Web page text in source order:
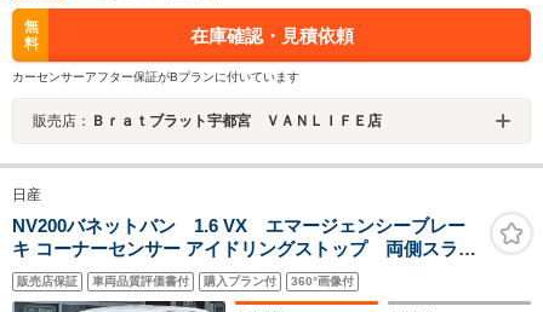
無
料
在庫確認・見積依頼
カーセンサーアフター保証がBプランに付いています
販売店： Ｂｒａｔブラット宇都宮 ＶＡＮＬＩＦＥ店
日産
NV200バネットバン 1.6 VX エマージェンシーブレー
キ コーナーセンサー アイドリングストップ 両側スライ
ドドア リアアンダーミラー 電格ミラー ライトレベ
ライザー キーレス ステアリングスイッチ 横滑り防止装
販売店保証 車両品質評価書付 購入プラン付 360°画像付